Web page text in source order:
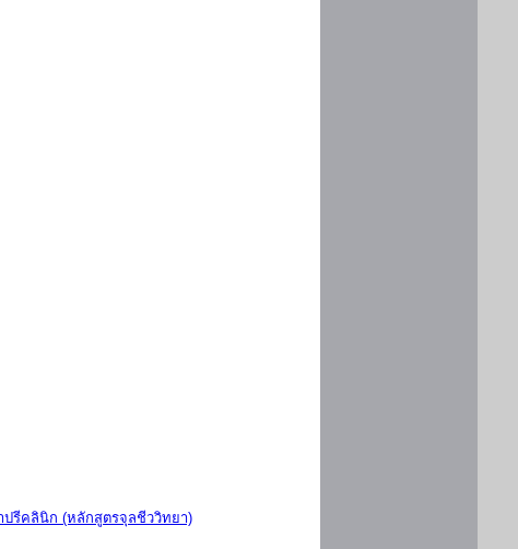
ปรีคลินิก (หลักสูตรจุลชีววิทยา)